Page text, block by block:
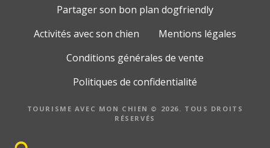
Partager son bon plan dogfriendly
Activités avec son chien
Mentions légales
Conditions générales de vente
Politiques de confidentialité
TOURISME AVEC MON CHIEN © 2026. TOUS DROITS
RÉSERVÉS